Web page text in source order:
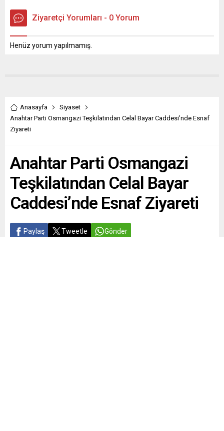
Ziyaretçi Yorumları - 0 Yorum
Henüz yorum yapılmamış.
Anasayfa
Siyaset
Anahtar Parti Osmangazi Teşkilatından Celal Bayar Caddesi’nde Esnaf
Ziyareti
Anahtar Parti Osmangazi
Teşkilatından Celal Bayar
Caddesi’nde Esnaf Ziyareti
Paylaş Tweetle Gönder